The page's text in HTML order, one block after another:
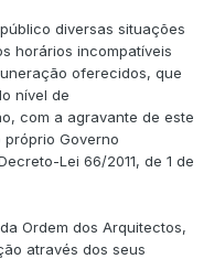
diversas situações
horários incompatíveis
oferecidos, que
nível de
com a agravante de este
Governo
Lei 66/2011, de 1 de
Ordem dos Arquitectos,
através dos seus